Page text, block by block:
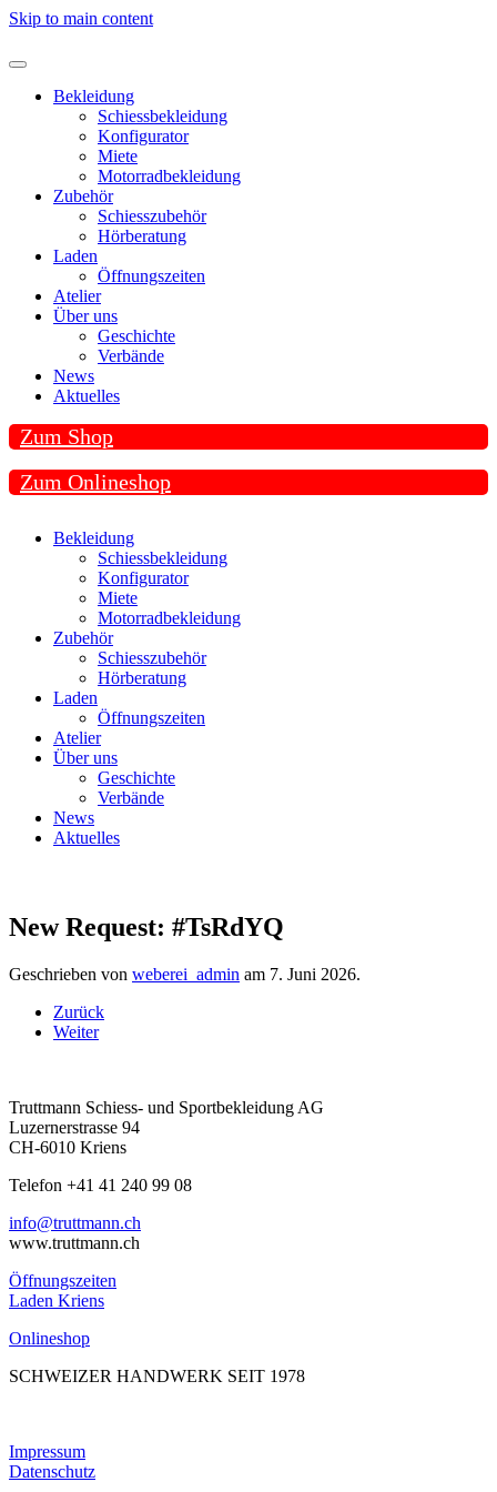
Skip to main content
Bekleidung
Schiessbekleidung
Konfigurator
Miete
Motorradbekleidung
Zubehör
Schiesszubehör
Hörberatung
Laden
Öffnungszeiten
Atelier
Über uns
Geschichte
Verbände
News
Aktuelles
Zum Shop
Zum Onlineshop
Bekleidung
Schiessbekleidung
Konfigurator
Miete
Motorradbekleidung
Zubehör
Schiesszubehör
Hörberatung
Laden
Öffnungszeiten
Atelier
Über uns
Geschichte
Verbände
News
Aktuelles
New Request: #TsRdYQ
Geschrieben von weberei_admin am 7. Juni 2026.
Zurück
Weiter
Truttmann Schiess- und Sportbekleidung AG
Luzernerstrasse 94
CH-6010 Kriens
Telefon +41 41 240 99 08
hc.nnamtturt@ofni
www.truttmann.ch
Öffnungszeiten
Laden Kriens
Onlineshop
SCHWEIZER HANDWERK SEIT 1978
Impressum
Datenschutz